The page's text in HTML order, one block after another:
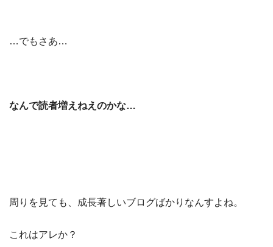
…でもさあ…
なんで読者増えねえのかな…
周りを見ても、成長著しいブログばかりなんすよね。
これはアレか？